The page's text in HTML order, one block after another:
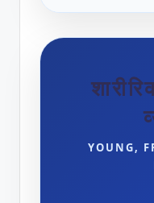
YOUNG,